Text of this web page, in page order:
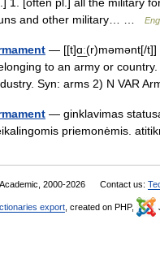
and other military… …
— [[t]ɑ͟ː(r)məmənt[/t]]
to an army or
Syn: arms 2) N VAR
— ginklavimas
priemonėmis.
2000-2026 Contact us:
export , created on PHP,